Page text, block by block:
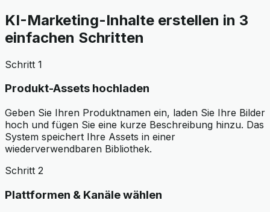
KI-Marketing-Inhalte erstellen in 3
einfachen Schritten
Schritt 1
Produkt-Assets hochladen
Geben Sie Ihren Produktnamen ein, laden Sie Ihre Bilder
hoch und fügen Sie eine kurze Beschreibung hinzu. Das
System speichert Ihre Assets in einer
wiederverwendbaren Bibliothek.
Schritt 2
Plattformen & Kanäle wählen